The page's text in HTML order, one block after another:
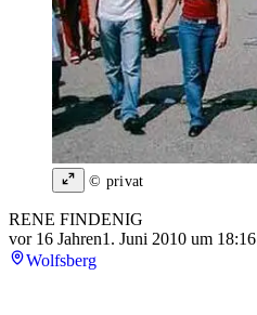
© privat
RENE FINDENIG
vor 16 Jahren1. Juni 2010 um 18:16
Wolfsberg